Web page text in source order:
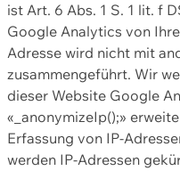
ist Art. 6 Abs. 1 S. 1 lit. f
Google Analytics von
Adresse wird nicht mit
zusammengeführt. Wir
dieser Website Google
«_anonymizeIp();»
Erfassung von IP-
werden IP-Adressen